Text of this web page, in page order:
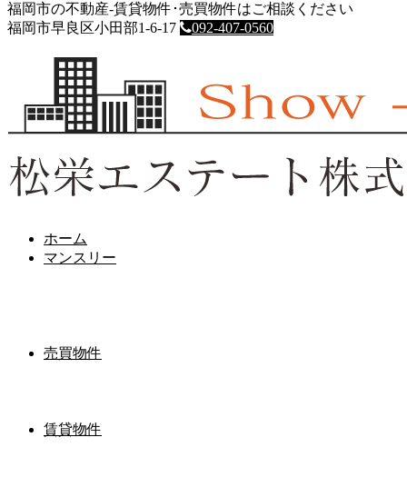
福岡市の不動産-賃貸物件･売買物件はご相談ください
福岡市早良区小田部1-6-17
092-407-0560
ホーム
マンスリー
売買物件
賃貸物件
HOME
マンスリー
エステートモア大名
エステートモア大名
2024年9月5日
＞物件動画はこちらをクリック＜
室内